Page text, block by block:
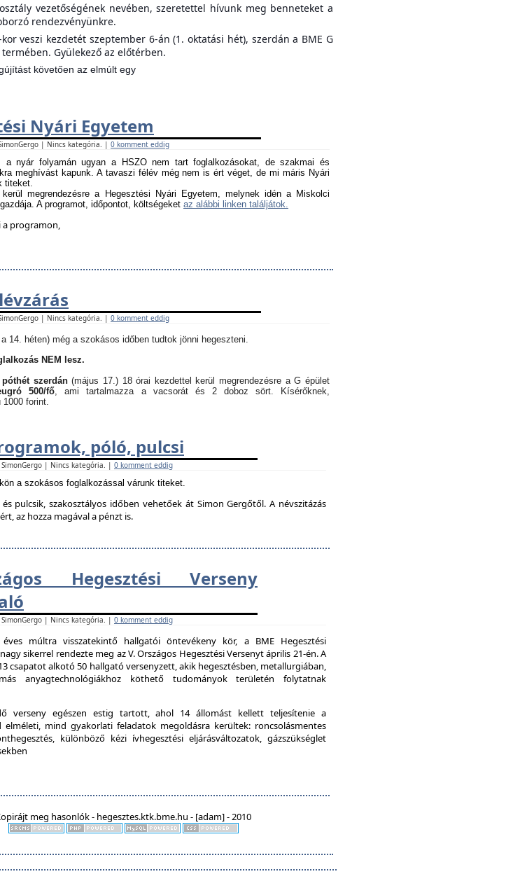
vezetőségének nevében, szeretettel hívunk meg benneteket a
rendezvényünkre.
veszi kezdetét szeptember 6-án (1. oktatási hét), szerdán a BME G
Gyülekező az előtérben.
követően az elmúlt egy
Nyári Egyetem
| Nincs kategória. | 0 komment eddig
a nyár folyamán ugyan a HSZO nem tart foglalkozásokat, de szakmai és
meghívást kapunk. A tavaszi félév még nem is ért véget, de mi máris Nyári
titeket.
megrendezésre a Hegesztési Nyári Egyetem, melynek idén a Miskolci
A programot, időpontot, költségeket az alábbi linken találjátok.
programon,
| Nincs kategória. | 0 komment eddig
14. héten) még a szokásos időben tudtok jönni hegeszteni.
NEM lesz.
póthét szerdán(május 17.) 18 órai kezdettel kerül megrendezésre a G épület
500/fő , ami tartalmazza a vacsorát és 2 doboz sört. Kísérőknek,
forint.
póló, pulcsi
| Nincs kategória. | 0 komment eddig
a szokásos foglalkozással várunk titeket.
pulcsik, szakosztályos időben vehetőek át Simon Gergőtől. A névszitázás
az hozza magával a pénzt is.
Hegesztési Verseny
| Nincs kategória. | 0 komment eddig
múltra visszatekintő hallgatói öntevékeny kör, a BME Hegesztési
sikerrel rendezte meg az V. Országos Hegesztési Versenyt április 21-én. A
csapatot alkotó 50 hallgató versenyzett, akik hegesztésben, metallurgiában,
anyagtechnológiákhoz köthető tudományok területén folytatnak
verseny egészen estig tartott, ahol 14 állomást kellett teljesítenie a
elméleti, mind gyakorlati feladatok megoldásra kerültek: roncsolásmentes
különböző kézi ívhegesztési eljárásváltozatok, gázszükséglet
meg hasonlók - hegesztes.ktk.bme.hu - [adam] - 2010